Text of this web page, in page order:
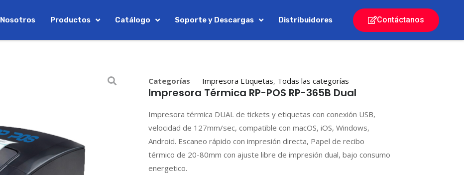
Nosotros Productos Catálogo Soporte y Descargas Distribuidores Contáctanos
Categorías Impresora Etiquetas, Todas las categorías
Impresora Térmica RP-POS RP-365B Dual
Impresora térmica DUAL de tickets y etiquetas con conexión USB,
velocidad de 127mm/sec, compatible con macOS, iOS, Windows,
Android. Escaneo rápido con impresión directa, Papel de recibo
térmico de 20-80mm con ajuste libre de impresión dual, bajo consumo
energetico.